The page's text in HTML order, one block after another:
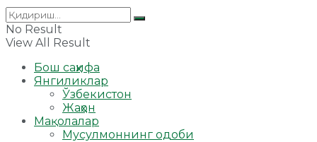
No Result
View All Result
Бош саҳифа
Янгиликлар
Ўзбекистон
Жаҳон
Мақолалар
Мусулмоннинг одоби